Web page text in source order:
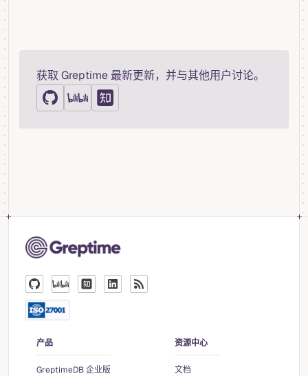
获取 Greptime 最新更新，并与其他用户讨论。
产品
GreptimeDB 企业版
资源中心
文档